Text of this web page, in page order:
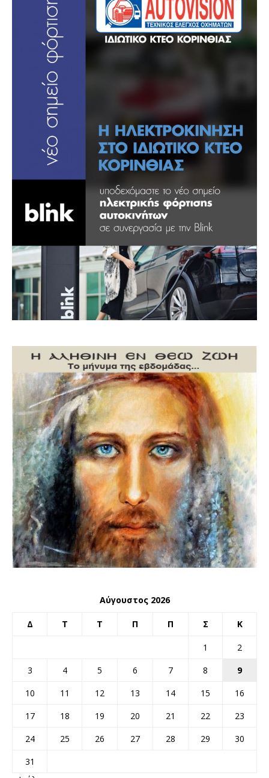
Αύγουστος 2026
Δ Τ Τ Π Π Σ Κ
1
2
3
4 5 6 7 8
9
10
11 12 13 14 15
16
17
18 19 20 21 22
23
24
25 26 27 28 29
30
31